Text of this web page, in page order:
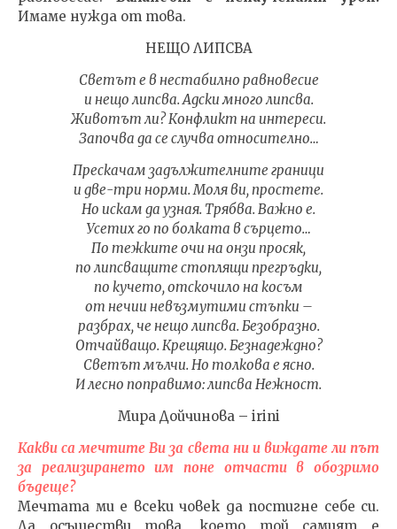
Имаме нужда от това.
НЕЩО ЛИПСВА
Светът е в нестабилно равновесие
и нещо липсва. Адски много липсва.
Животът ли? Конфликт на интереси.
Започва да се случва относително…
Прескачам задължителните граници
и две-три норми. Моля ви, простете.
Но искам да узная. Трябва. Важно е.
Усетих го по болката в сърцето…
По тежките очи на онзи просяк,
по липсващите стоплящи прегръдки,
по кучето, отскочило на косъм
от нечии невъзмутими стъпки –
разбрах, че нещо липсва. Безобразно.
Отчайващо. Крещящо. Безнадеждно?
Светът мълчи. Но толкова е ясно.
И лесно поправимо: липсва Нежност.
Мира Дойчинова – irini
Какви са мечтите Ви за света ни и виждате ли път
за реализирането им поне отчасти в обозримо
бъдеще?
Мечтата ми е всеки човек да постигне себе си.
Да осъществи това, което той самият е